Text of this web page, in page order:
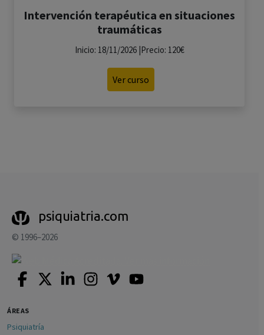
Intervención terapéutica en situaciones
traumáticas
Inicio: 18/11/2026 |Precio: 120€
Ver curso
psiquiatria.com
© 1996–2026
ÁREAS
Psiquiatría